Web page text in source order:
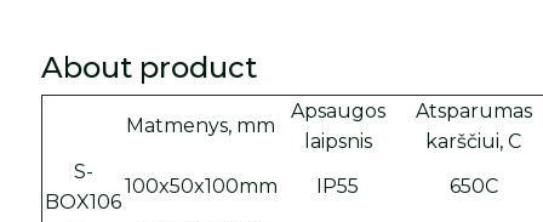
About product
Matmenys, mm
Apsaugos
laipsnis
Atsparumas
karščiui, C
S-
BOX106
100x50x100mm IP55
650C